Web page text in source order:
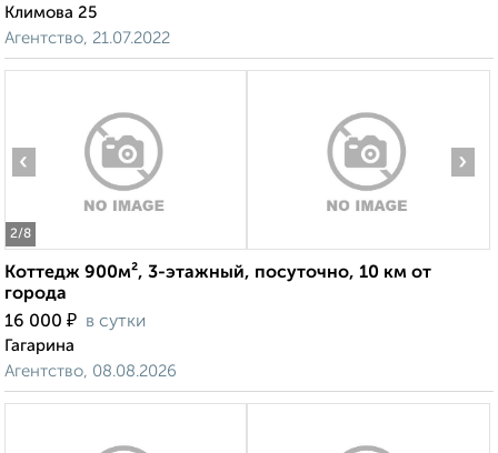
Климова 25
Агентство, 21.07.2022
2/8
‹ ›
Коттедж 900м², 3-этажный, посуточно, 10 км от
города
16 000 ₽ в сутки
Гагарина
Агентство, 08.08.2026